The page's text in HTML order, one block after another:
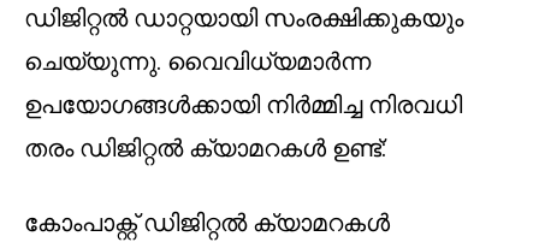
ഡിജിറ്റൽ ഡാറ്റയായി സംരക്ഷിക്കുകയും
ചെയ്യുന്നു. വൈവിധ്യമാർന്ന
ഉപയോഗങ്ങൾക്കായി നിർമ്മിച്ച നിരവധി
തരം ഡിജിറ്റൽ ക്യാമറകൾ ഉണ്ട്:
കോംപാക്റ്റ് ഡിജിറ്റൽ ക്യാമറകൾ